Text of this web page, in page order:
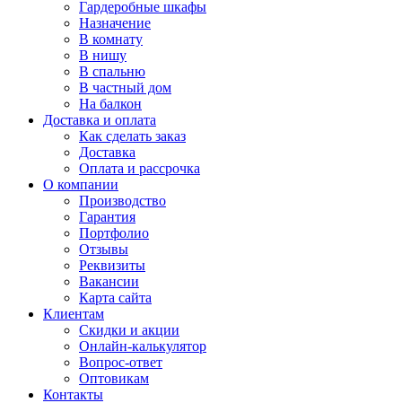
Гардеробные шкафы
Назначение
В комнату
В нишу
В спальню
В частный дом
На балкон
Доставка и оплата
Как сделать заказ
Доставка
Оплата и рассрочка
О компании
Производство
Гарантия
Портфолио
Отзывы
Реквизиты
Вакансии
Карта сайта
Клиентам
Скидки и акции
Онлайн-калькулятор
Вопрос-ответ
Оптовикам
Контакты